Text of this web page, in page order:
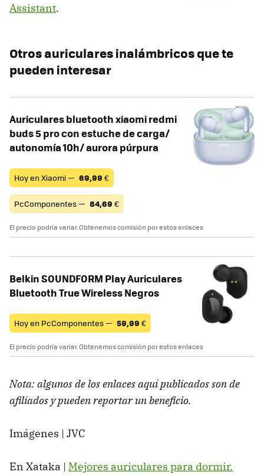
Assistant.
Otros auriculares inalámbricos que te
pueden interesar
Auriculares bluetooth xiaomi redmi
buds 5 pro con estuche de carga/
autonomía 10h/ aurora púrpura
Hoy en Xiaomi — 69,99 €
PcComponentes — 84,69 €
El precio podría variar. Obtenemos comisión por estos enlaces
Belkin SOUNDFORM Play Auriculares
Bluetooth True Wireless Negros
Hoy en PcComponentes — 59,99 €
El precio podría variar. Obtenemos comisión por estos enlaces
Nota: algunos de los enlaces aquí publicados son de
afiliados y pueden reportar un beneficio.
Imágenes | JVC
En Xataka | Mejores auriculares para dormir.